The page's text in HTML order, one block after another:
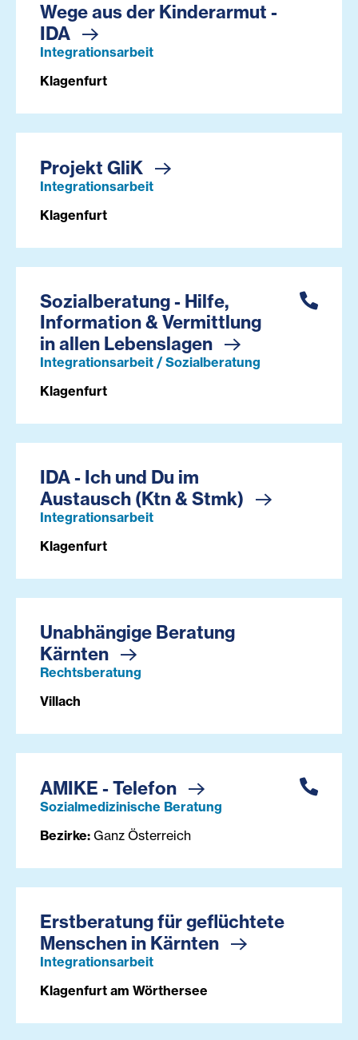
Wege aus der Kinderarmut -
IDA
Integrationsarbeit
Klagenfurt
Projekt GliK
Integrationsarbeit
Klagenfurt
Sozialberatung - Hilfe,
Information & Vermittlung
in allen Lebenslagen
Integrationsarbeit / Sozialberatung
Klagenfurt
IDA - Ich und Du im
Austausch (Ktn & Stmk)
Integrationsarbeit
Klagenfurt
Unabhängige Beratung
Kärnten
Rechtsberatung
Villach
AMIKE - Telefon
Sozialmedizinische Beratung
Bezirke: Ganz Österreich
Erstberatung für geflüchtete
Menschen in Kärnten
Integrationsarbeit
Klagenfurt am Wörthersee